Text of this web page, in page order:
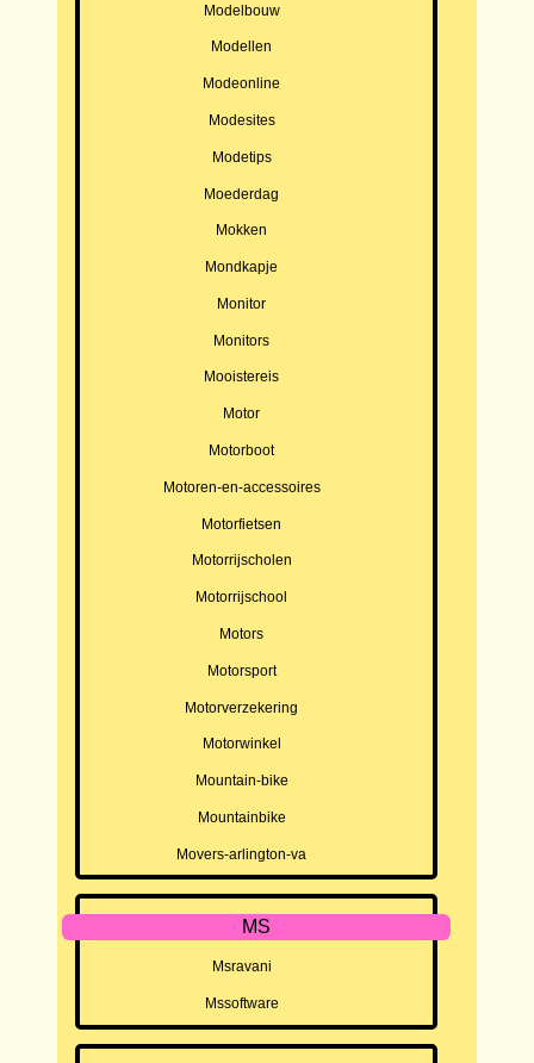
Modelbouw
Modellen
Modeonline
Modesites
Modetips
Moederdag
Mokken
Mondkapje
Monitor
Monitors
Mooistereis
Motor
Motorboot
Motoren-en-accessoires
Motorfietsen
Motorrijscholen
Motorrijschool
Motors
Motorsport
Motorverzekering
Motorwinkel
Mountain-bike
Mountainbike
Movers-arlington-va
MS
Msravani
Mssoftware